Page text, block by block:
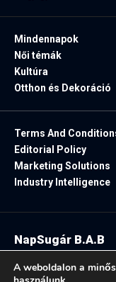
Mindennapok
Női témák
Kultúra
Otthon és Dekoráció
Terms And
Editorial Policy
Marketing Solutions
Industry Intelligence
NapSugár B.A.B
A weboldalon a